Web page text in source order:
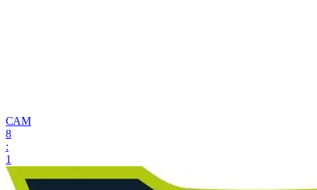
САМ
8
:
1